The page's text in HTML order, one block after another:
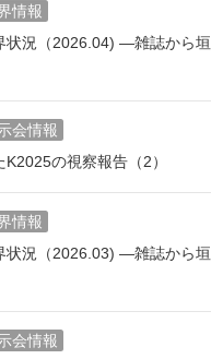
情報
状況（2026.04) ―雑誌から垣
会情報
の視察報告（2）
情報
状況（2026.03) ―雑誌から垣
会情報